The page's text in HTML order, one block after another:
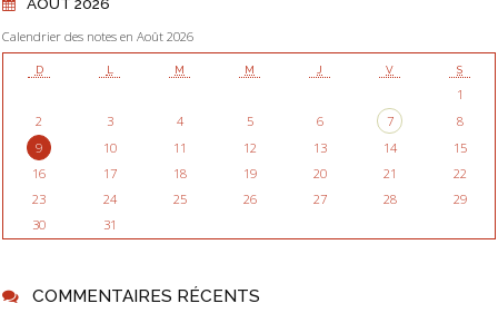
Calendrier des notes en Août 2026
D L M M J V S
1
2
3 4 5 6 7
8
9
10 11 12 13 14
15
16
17 18 19 20 21
22
23
24 25 26 27 28
29
30
31
COMMENTAIRES RÉCENTS